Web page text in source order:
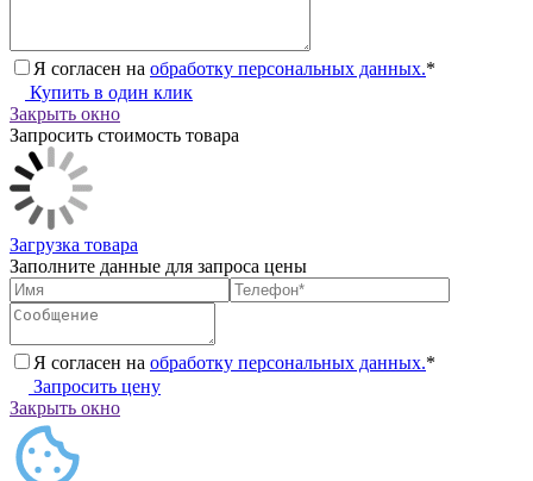
Я согласен на обработку персональных данных.*
Купить в один клик
Закрыть окно
Запросить стоимость товара
Загрузка товара
Заполните данные для запроса цены
Я согласен на обработку персональных данных.*
Запросить цену
Закрыть окно